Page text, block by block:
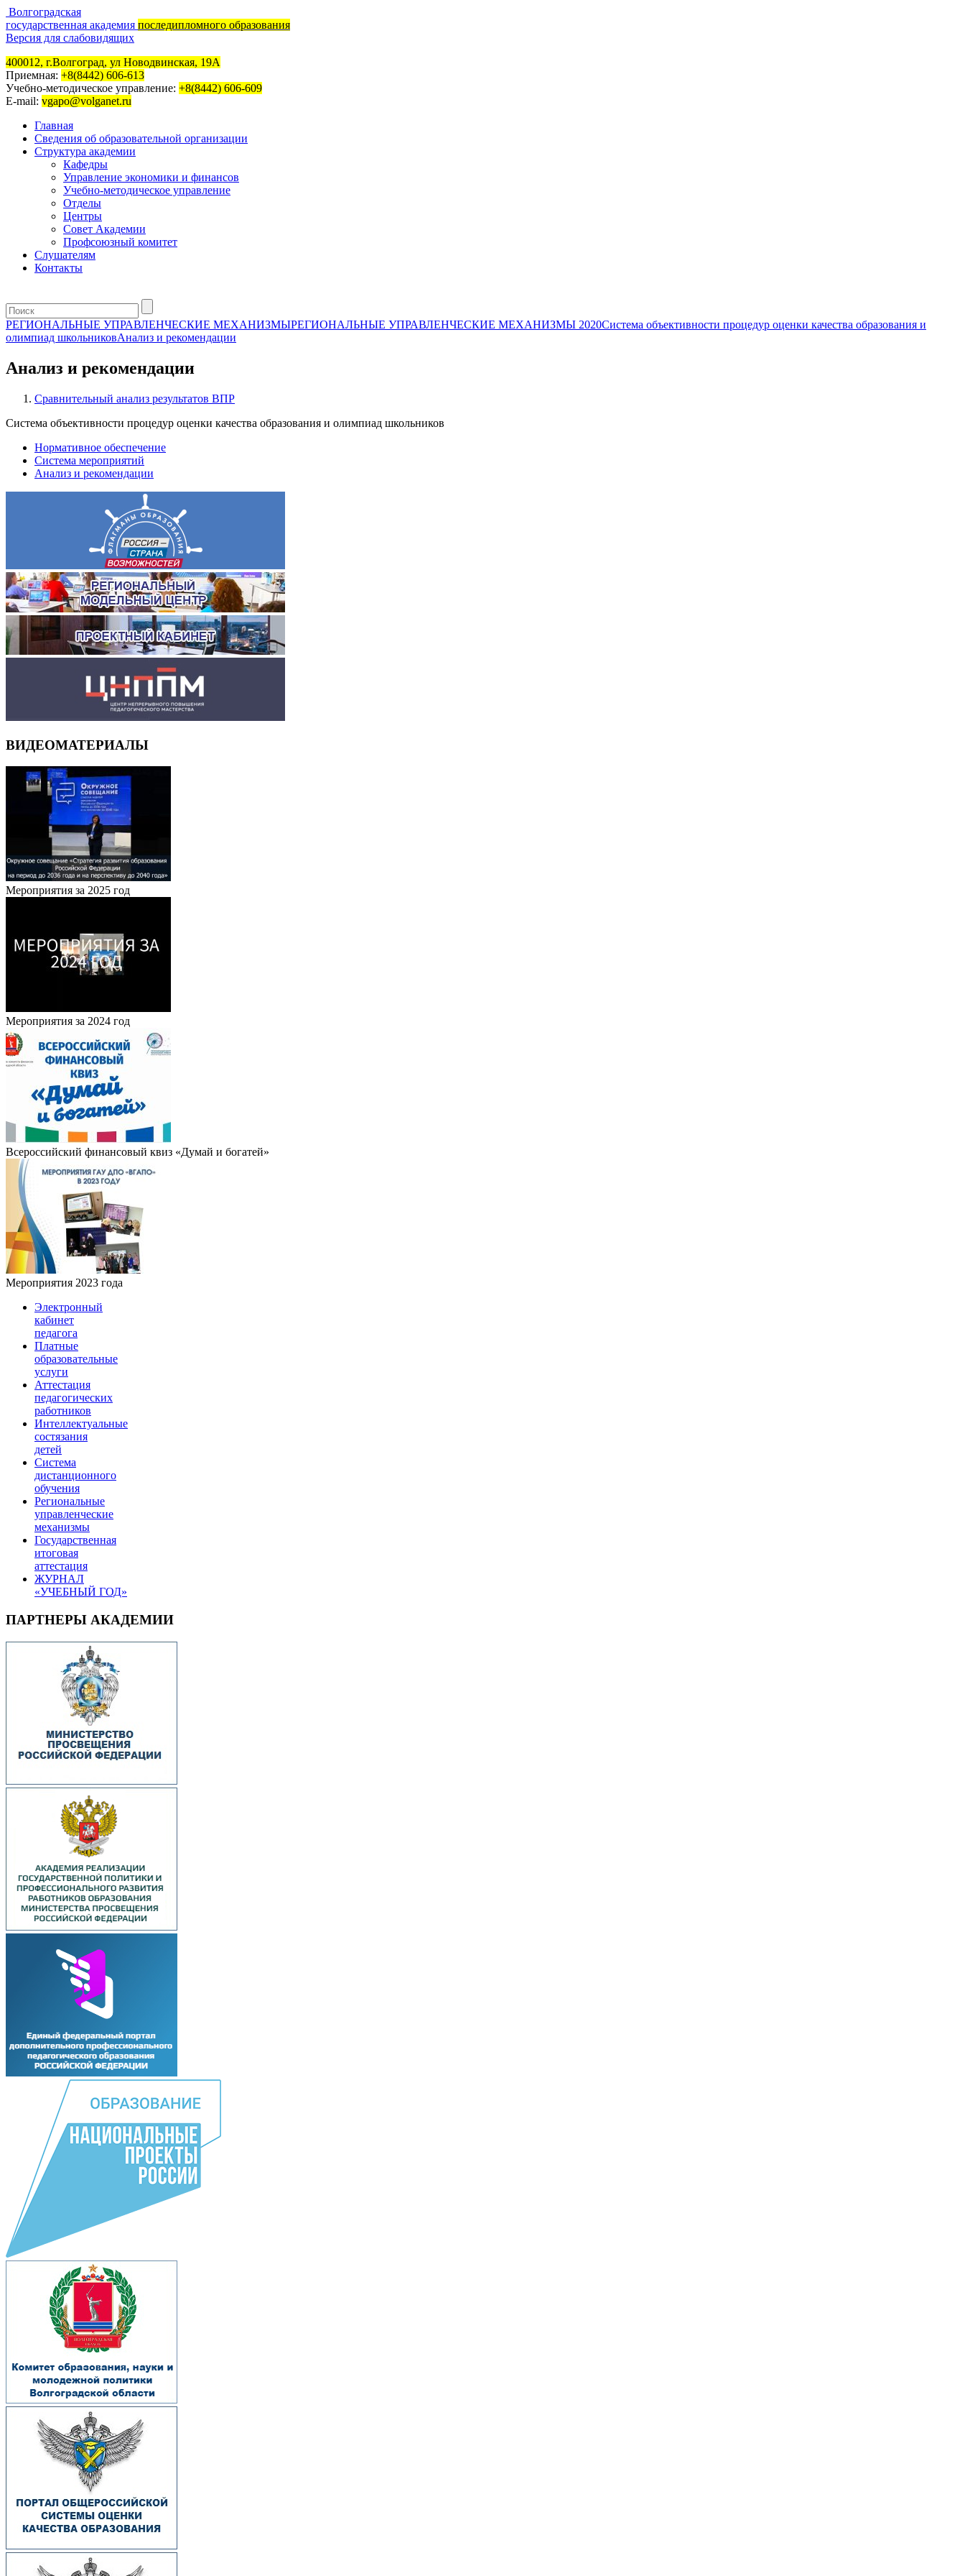
Волгоградская
государственная академия последипломного образования
Версия для слабовидящих
400012, г.Волгоград, ул Новодвинская, 19А
Приемная: +8(8442) 606-613
Учебно-методическое управление: +8(8442) 606-609
E-mail: vgapo@volganet.ru
Главная
Сведения об образовательной организации
Структура академии
Кафедры
Управление экономики и финансов
Учебно-методическое управление
Отделы
Центры
Совет Академии
Профсоюзный комитет
Слушателям
Контакты
РЕГИОНАЛЬНЫЕ УПРАВЛЕНЧЕСКИЕ МЕХАНИЗМЫРЕГИОНАЛЬНЫЕ УПРАВЛЕНЧЕСКИЕ МЕХАНИЗМЫ 2020Система объективности процедур оценки качества образования и
олимпиад школьниковАнализ и рекомендации
Анализ и рекомендации
Сравнительный анализ результатов ВПР
Система объективности процедур оценки качества образования и олимпиад школьников
Нормативное обеспечение
Система мероприятий
Анализ и рекомендации
ВИДЕОМАТЕРИАЛЫ
Мероприятия за 2025 год
Мероприятия за 2024 год
Всероссийский финансовый квиз «Думай и богатей»
Мероприятия 2023 года
Электронный
кабинет
педагога
Платные
образовательные
услуги
Аттестация
педагогических
работников
Интеллектуальные
состязания
детей
Система
дистанционного
обучения
Региональные
управленческие
механизмы
Государственная
итоговая
аттестация
ЖУРНАЛ
«УЧЕБНЫЙ ГОД»
ПАРТНЕРЫ АКАДЕМИИ